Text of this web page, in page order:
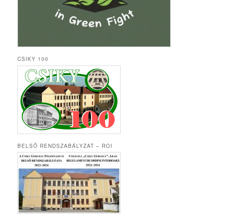
CSIKY 100
BELSŐ RENDSZABÁLYZAT – ROI